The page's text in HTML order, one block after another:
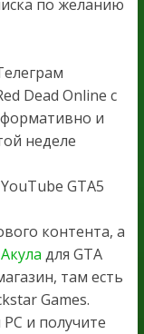
по желанию
Dead Online с
и
неделе
GTA5
контента, а
для GTA
там есть
Games.
и получите